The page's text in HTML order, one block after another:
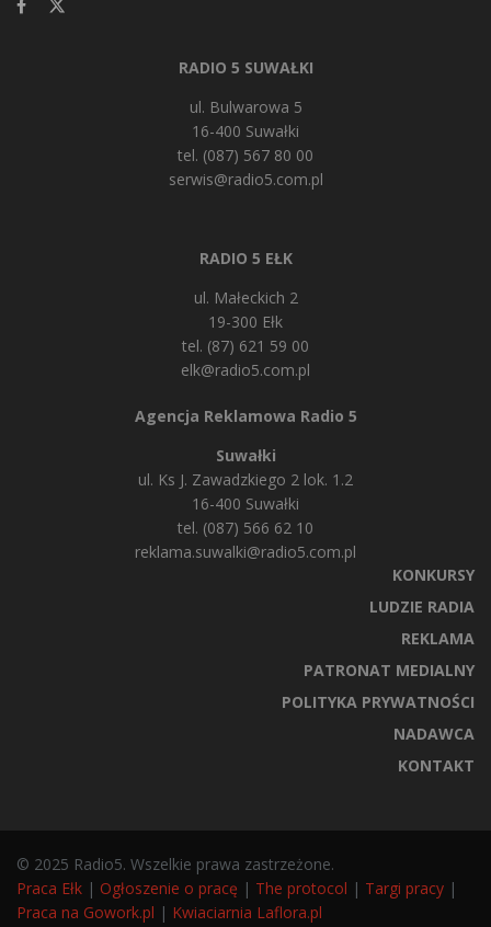
RADIO 5 SUWAŁKI
ul. Bulwarowa 5
16-400 Suwałki
tel. (087) 567 80 00
serwis@radio5.com.pl
RADIO 5 EŁK
ul. Małeckich 2
19-300 Ełk
tel. (87) 621 59 00
elk@radio5.com.pl
Agencja Reklamowa Radio 5
Suwałki
ul. Ks J. Zawadzkiego 2 lok. 1.2
16-400 Suwałki
tel. (087) 566 62 10
reklama.suwalki@radio5.com.pl
KONKURSY
LUDZIE RADIA
REKLAMA
PATRONAT MEDIALNY
POLITYKA PRYWATNOŚCI
NADAWCA
KONTAKT
© 2025 Radio5. Wszelkie prawa zastrzeżone.
Praca Ełk | Ogłoszenie o pracę | The protocol | Targi pracy |
Praca na Gowork.pl | Kwiaciarnia Laflora.pl